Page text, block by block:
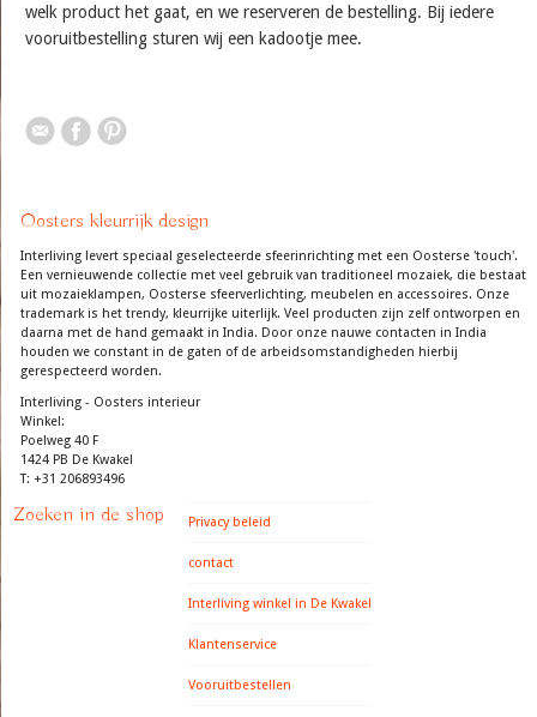
welk product het gaat, en we reserveren de bestelling. Bij iedere
vooruitbestelling sturen wij een kadootje mee.
Oosters kleurrijk design
Interliving levert speciaal geselecteerde sfeerinrichting met een Oosterse 'touch'.
Een vernieuwende collectie met veel gebruik van traditioneel mozaiek, die bestaat
uit mozaieklampen, Oosterse sfeerverlichting, meubelen en accessoires. Onze
trademark is het trendy, kleurrijke uiterlijk. Veel producten zijn zelf ontworpen en
daarna met de hand gemaakt in India. Door onze nauwe contacten in India
houden we constant in de gaten of de arbeidsomstandigheden hierbij
gerespecteerd worden.
Interliving - Oosters interieur
Winkel:
Poelweg 40 F
1424 PB De Kwakel
T: +31 206893496
Zoeken in de shop Privacy beleid
contact
Interliving winkel in De Kwakel
Klantenservice
Vooruitbestellen